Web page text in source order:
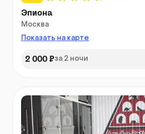
Эпиона
Москва
Показать на карте
2 000 ₽за 2 ночи